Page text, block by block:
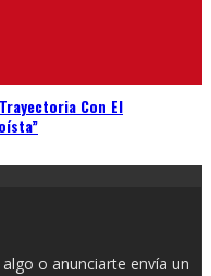
Con El
o anunciarte envía un